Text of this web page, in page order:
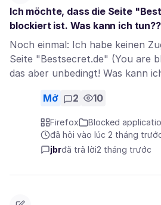
Ich möchte, dass die Seite
blockiert ist. Was kann ich tun??
Noch einmal: Ich habe keinen
Seite "Bestsecret.de" (You are
das aber unbedingt! Was kann
Mở 2 10
Firefox
Blocked
đã hỏi vào lúc 2 tháng
jbrđã trả lời2 tháng trước